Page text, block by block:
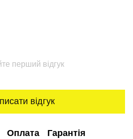
перший відгук
відгук
Оплата Гарантія